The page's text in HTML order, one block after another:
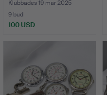
Klubbades 19 mar 2025
9 bud
100 USD